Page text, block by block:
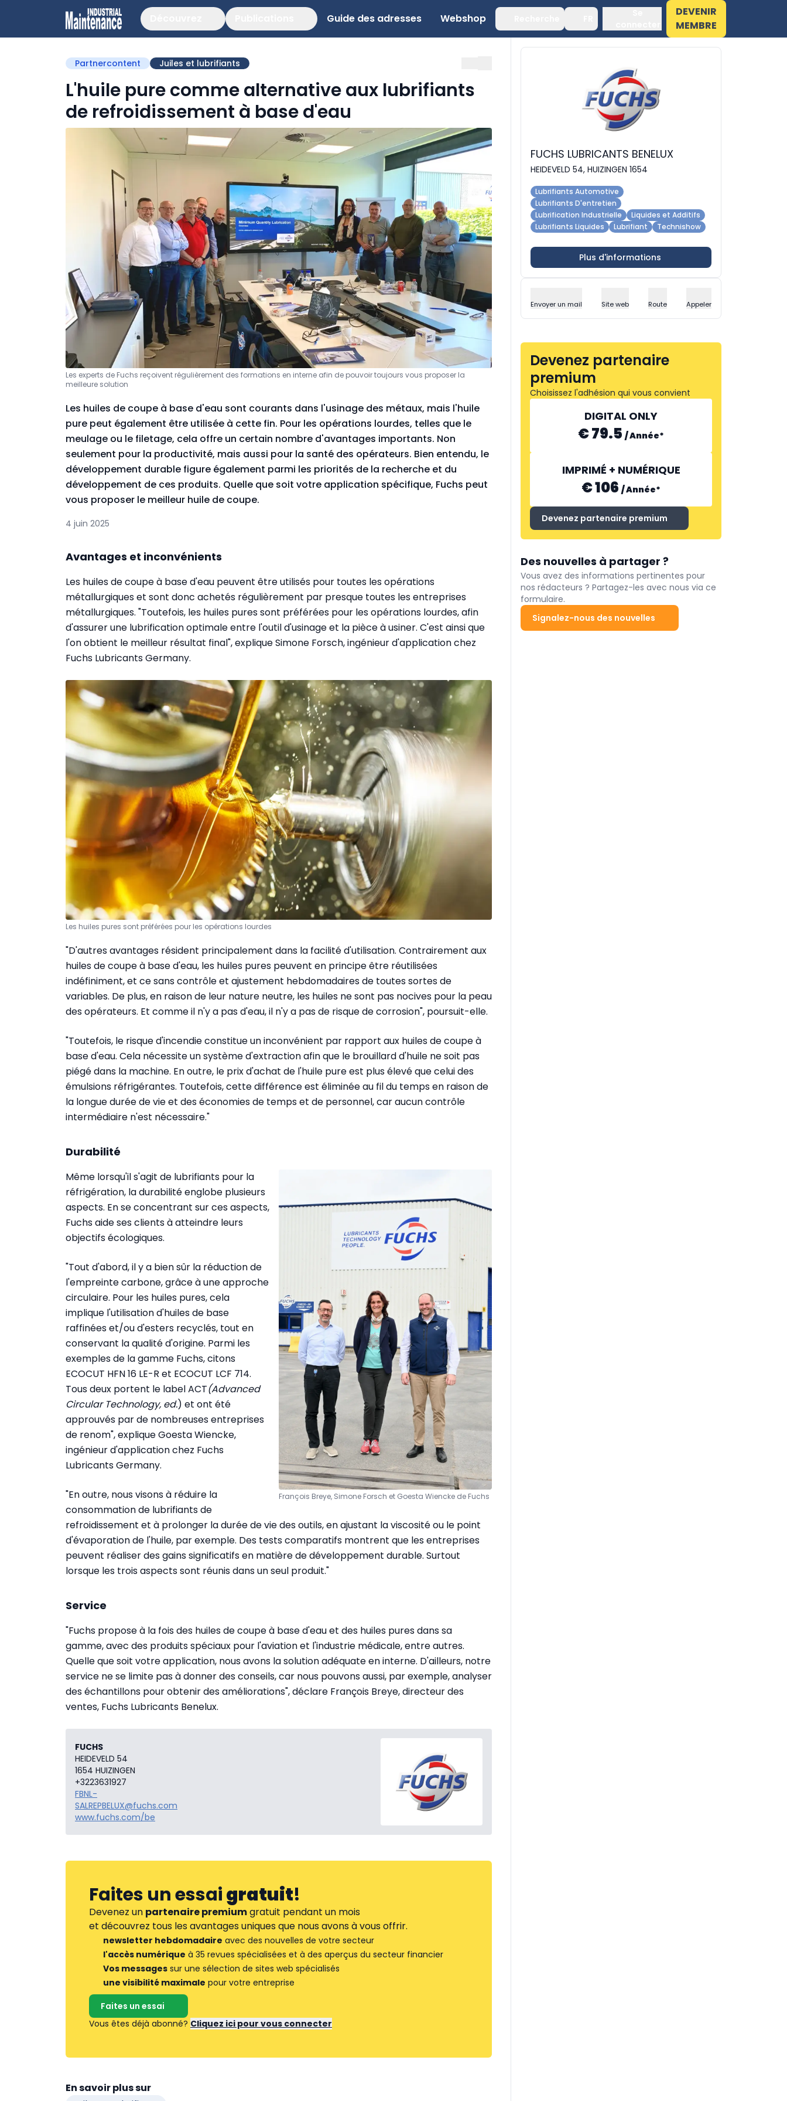
Guide des adresses Webshop
DEVENIR
MEMBRE
Partnercontent Juiles et lubrifiants
L'huile pure comme alternative aux lubrifiants
de refroidissement à base d'eau
Les experts de Fuchs reçoivent régulièrement des formations en interne afin de pouvoir toujours vous proposer la
meilleure solution
Les huiles de coupe à base d'eau sont courants dans l'usinage des métaux, mais l'huile
pure peut également être utilisée à cette fin. Pour les opérations lourdes, telles que le
meulage ou le filetage, cela offre un certain nombre d'avantages importants. Non
seulement pour la productivité, mais aussi pour la santé des opérateurs. Bien entendu, le
développement durable figure également parmi les priorités de la recherche et du
développement de ces produits. Quelle que soit votre application spécifique, Fuchs peut
vous proposer le meilleur huile de coupe.
4 juin 2025
Avantages et inconvénients
Les huiles de coupe à base d'eau peuvent être utilisés pour toutes les opérations
métallurgiques et sont donc achetés régulièrement par presque toutes les entreprises
métallurgiques. "Toutefois, les huiles pures sont préférées pour les opérations lourdes, afin
d'assurer une lubrification optimale entre l'outil d'usinage et la pièce à usiner. C'est ainsi que
l'on obtient le meilleur résultat final", explique Simone Forsch, ingénieur d'application chez
Fuchs Lubricants Germany.
Les huiles pures sont préférées pour les opérations lourdes
"D'autres avantages résident principalement dans la facilité d'utilisation. Contrairement aux
huiles de coupe à base d'eau, les huiles pures peuvent en principe être réutilisées
indéfiniment, et ce sans contrôle et ajustement hebdomadaires de toutes sortes de
variables. De plus, en raison de leur nature neutre, les huiles ne sont pas nocives pour la peau
des opérateurs. Et comme il n'y a pas d'eau, il n'y a pas de risque de corrosion", poursuit-elle.
"Toutefois, le risque d'incendie constitue un inconvénient par rapport aux huiles de coupe à
base d'eau. Cela nécessite un système d'extraction afin que le brouillard d'huile ne soit pas
piégé dans la machine. En outre, le prix d'achat de l'huile pure est plus élevé que celui des
émulsions réfrigérantes. Toutefois, cette différence est éliminée au fil du temps en raison de
la longue durée de vie et des économies de temps et de personnel, car aucun contrôle
intermédiaire n'est nécessaire."
Durabilité
François Breye, Simone Forsch et Goesta Wiencke de Fuchs
Même lorsqu'il s'agit de lubrifiants pour la
réfrigération, la durabilité englobe plusieurs
aspects. En se concentrant sur ces aspects,
Fuchs aide ses clients à atteindre leurs
objectifs écologiques.
"Tout d'abord, il y a bien sûr la réduction de
l'empreinte carbone, grâce à une approche
circulaire. Pour les huiles pures, cela
implique l'utilisation d'huiles de base
raffinées et/ou d'esters recyclés, tout en
conservant la qualité d'origine. Parmi les
exemples de la gamme Fuchs, citons
ECOCUT HFN 16 LE-R et ECOCUT LCF 714.
Tous deux portent le label ACT(Advanced
Circular Technology, ed.) et ont été
approuvés par de nombreuses entreprises
de renom", explique Goesta Wiencke,
ingénieur d'application chez Fuchs
Lubricants Germany.
"En outre, nous visons à réduire la
consommation de lubrifiants de
refroidissement et à prolonger la durée de vie des outils, en ajustant la viscosité ou le point
d'évaporation de l'huile, par exemple. Des tests comparatifs montrent que les entreprises
peuvent réaliser des gains significatifs en matière de développement durable. Surtout
lorsque les trois aspects sont réunis dans un seul produit."
Service
"Fuchs propose à la fois des huiles de coupe à base d'eau et des huiles pures dans sa
gamme, avec des produits spéciaux pour l'aviation et l'industrie médicale, entre autres.
Quelle que soit votre application, nous avons la solution adéquate en interne. D'ailleurs, notre
service ne se limite pas à donner des conseils, car nous pouvons aussi, par exemple, analyser
des échantillons pour obtenir des améliorations", déclare François Breye, directeur des
ventes, Fuchs Lubricants Benelux.
FUCHS
HEIDEVELD 54
1654 HUIZINGEN
+3223631927
FBNL-
SALREPBELUX@fuchs.com
www.fuchs.com/be
Faites un essaigratuit!
Devenez un partenaire premiumgratuit pendant un mois
et découvrez tous les avantages uniques que nous avons à vous offrir.
newsletter hebdomadaire avec des nouvelles de votre secteur
l'accès numérique à 35 revues spécialisées et à des aperçus du secteur financier
Vos messages sur une sélection de sites web spécialisés
une visibilité maximale pour votre entreprise
Faites un essai
Vous êtes déjà abonné? Cliquez ici pour vous connecter
En savoir plus sur
FUCHS LUBRICANTS BENELUX
HEIDEVELD 54, HUIZINGEN 1654
Lubrifiants Automotive
Lubrifiants D'entretien
Lubrification Industrielle
Liquides et Additifs
Lubrifiants Liquides
Lubrifiant Technishow
Plus d'informations
Envoyer un mail Site web Route Appeler
Devenez partenaire
premium
Choisissez l'adhésion qui vous convient
DIGITAL ONLY
€ 79.5 /Année*
IMPRIMÉ + NUMÉRIQUE
€ 106 /Année*
Devenez partenaire premium
Des nouvelles à partager ?
Vous avez des informations pertinentes pour
nos rédacteurs ? Partagez-les avec nous via ce
formulaire.
Signalez-nous des nouvelles